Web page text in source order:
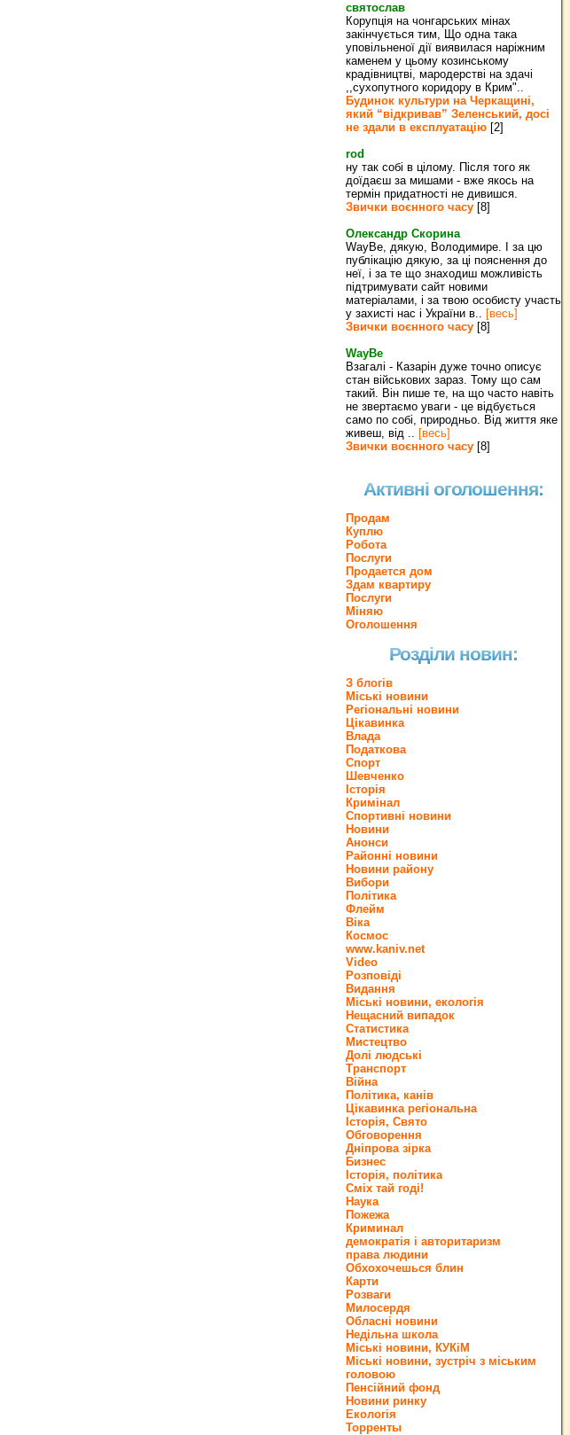
святослав
Корупція на чонгарських мінах
закінчується тим, Що одна така
уповільненої дії виявилася наріжним
каменем у цьому козинському
крадівництві, мародерстві на здачі
,,сухопутного коридору в Крим"..
Будинок культури на Черкащині,
який “відкривав” Зеленський, досі
не здали в експлуатацію [2]
rod
ну так собі в цілому. Після того як
доїдаєш за мишами - вже якось на
термін придатності не дивишся.
Звички воєнного часу [8]
Олександр Скорина
WayBe, дякую, Володимире. І за цю
публікацію дякую, за ці пояснення до
неї, і за те що знаходиш можливість
підтримувати сайт новими
матеріалами, і за твою особисту участь
у захисті нас і України в.. [весь]
Звички воєнного часу [8]
WayBe
Взагалі - Казарін дуже точно описує
стан військових зараз. Тому що сам
такий. Він пише те, на що часто навіть
не звертаємо уваги - це відбується
само по собі, природньо. Від життя яке
живеш, від .. [весь]
Звички воєнного часу [8]
Активні оголошення:
Продам
Куплю
Робота
Послуги
Продается дом
Здам квартиру
Послуги
Міняю
Оголошення
Розділи новин:
З блогів
Міські новини
Регіональні новини
Цікавинка
Влада
Податкова
Спорт
Шевченко
Історія
Кримінал
Спортивні новини
Новини
Анонси
Районні новини
Новини району
Вибори
Політика
Флейм
Віка
Космос
www.kaniv.net
Video
Розповіді
Видання
Міські новини, екологія
Нещасний випадок
Статистика
Мистецтво
Долі людські
Транспорт
Війна
Політика, канів
Цікавинка регіональна
Історія, Свято
Обговорення
Дніпрова зірка
Бизнес
Історія, політика
Сміх тай годі!
Наука
Пожежа
Криминал
демократія і авторитаризм
права людини
Обхохочешься блин
Карти
Розваги
Милосердя
Обласні новини
Недільна школа
Міські новини, КУКіМ
Міські новини, зустріч з міським
головою
Пенсійний фонд
Новини ринку
Екологія
Торренты